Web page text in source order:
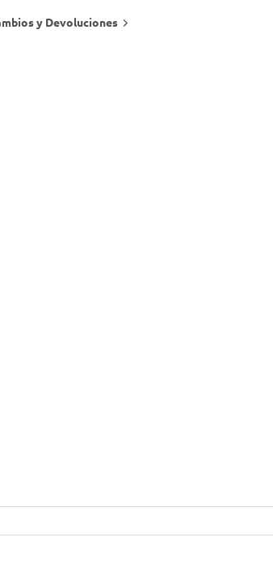
y Devoluciones